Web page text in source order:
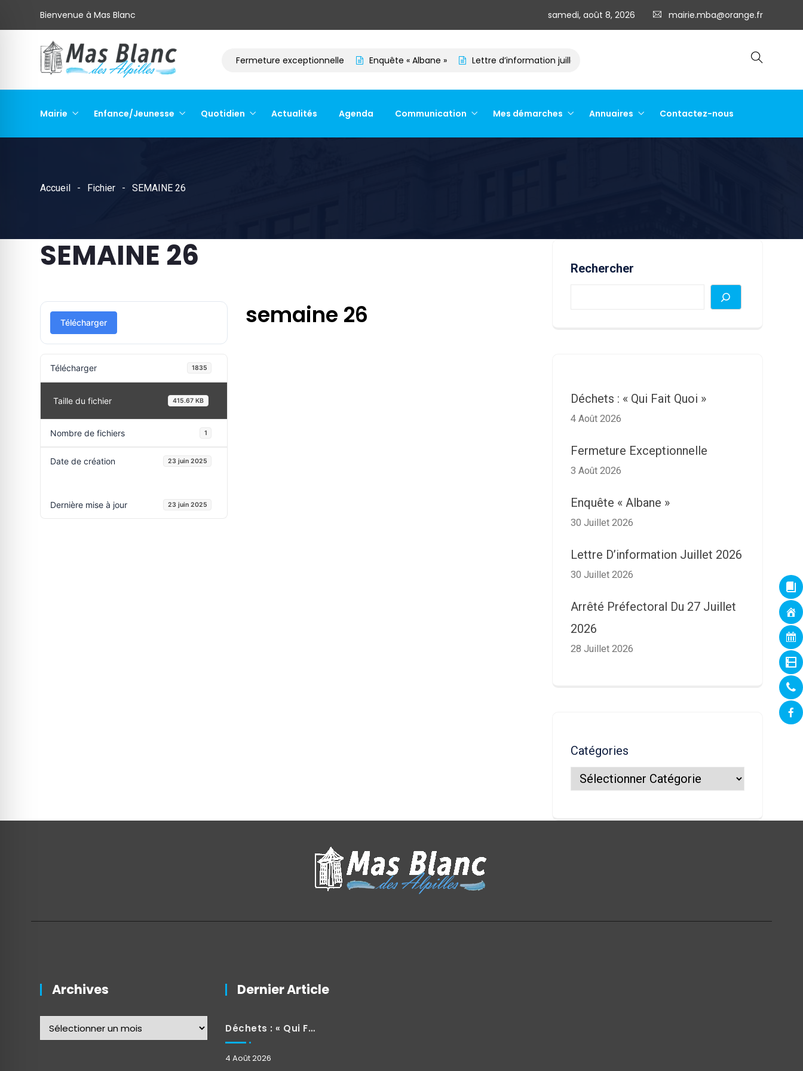
Bienvenue à Mas Blanc samedi, août 8, 2026 mairie.mba@orange.fr
Déchets : « qui fait quoi » Fermeture exceptionnelle Enquête « Albane » Lettre d’information juillet 2026 Arrêté préfectoral du 27 juillet 2026
Mairie Enfance/Jeunesse Quotidien Actualités Agenda Communication Mes démarches Annuaires Contactez-nous
Accueil Fichier SEMAINE 26
SEMAINE 26
Télécharger
Télécharger 1835
Taille du fichier 415.67 KB
Nombre de fichiers 1
Date de création 23 juin 2025
Dernière mise à jour 23 juin 2025
semaine 26
Rechercher
Déchets : « Qui Fait Quoi »
4 Août 2026
Fermeture Exceptionnelle
3 Août 2026
Enquête « Albane »
30 Juillet 2026
Lettre D’information Juillet 2026
30 Juillet 2026
Arrêté Préfectoral Du 27 Juillet
2026
28 Juillet 2026
Catégories
Archives Dernier Article
Déchets : « Qui Fait Quoi »
4 Août 2026